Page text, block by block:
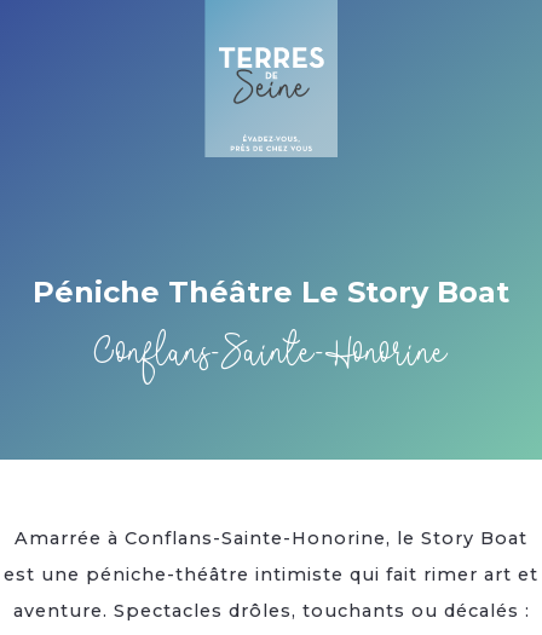
Péniche Théâtre Le Story Boat
Conflans-Sainte-Honorine
Amarrée à Conflans-Sainte-Honorine, le Story Boat
est une péniche-théâtre intimiste qui fait rimer art et
aventure. Spectacles drôles, touchants ou décalés :